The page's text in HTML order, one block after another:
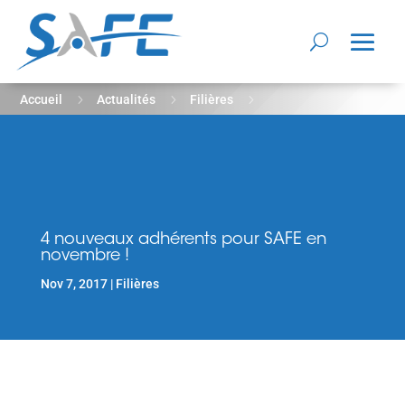
Accueil 5 Actualités 5 Filières
4 nouveaux adhérents pour SAFE en
novembre !
Nov 7, 2017 Filières